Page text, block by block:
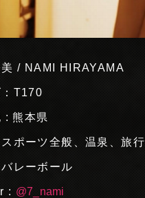
美 / NAMI HIRAYAMA
T170
: 熊本県
ポーツ全般、温泉、旅行
レーボール
: @7_nami